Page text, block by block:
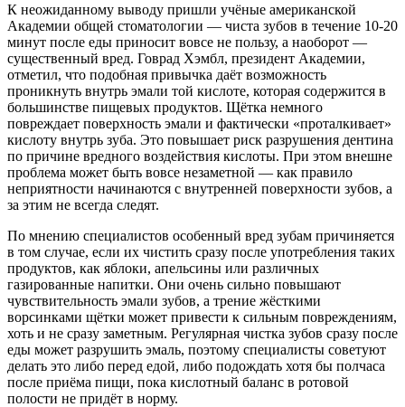
К неожиданному выводу пришли учёные американской
Академии общей стоматологии — чиста зубов в течение 10-20
минут после еды приносит вовсе не пользу, а наоборот —
существенный вред. Говрад Хэмбл, президент Академии,
отметил, что подобная привычка даёт возможность
проникнуть внутрь эмали той кислоте, которая содержится в
большинстве пищевых продуктов. Щётка немного
повреждает поверхность эмали и фактически «проталкивает»
кислоту внутрь зуба. Это повышает риск разрушения дентина
по причине вредного воздействия кислоты. При этом внешне
проблема может быть вовсе незаметной — как правило
неприятности начинаются с внутренней поверхности зубов, а
за этим не всегда следят.
По мнению специалистов особенный вред зубам причиняется
в том случае, если их чистить сразу после употребления таких
продуктов, как яблоки, апельсины или различных
газированные напитки. Они очень сильно повышают
чувствительность эмали зубов, а трение жёсткими
ворсинками щётки может привести к сильным повреждениям,
хоть и не сразу заметным. Регулярная чистка зубов сразу после
еды может разрушить эмаль, поэтому специалисты советуют
делать это либо перед едой, либо подождать хотя бы полчаса
после приёма пищи, пока кислотный баланс в ротовой
полости не придёт в норму.